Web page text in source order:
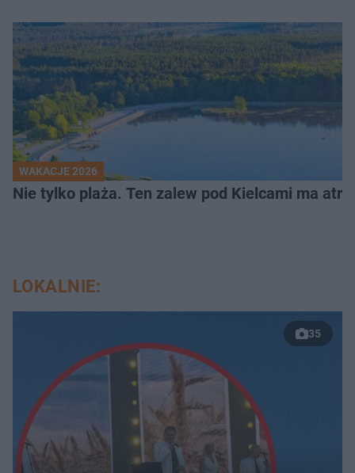
WAKACJE 2026
Nie tylko plaża. Ten zalew pod Kielcami ma
LOKALNIE:
35